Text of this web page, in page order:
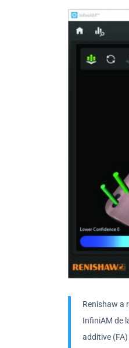
Renishaw a
InfiniAM de
additive